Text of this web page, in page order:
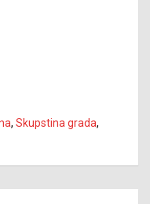
, Skupstina grada,